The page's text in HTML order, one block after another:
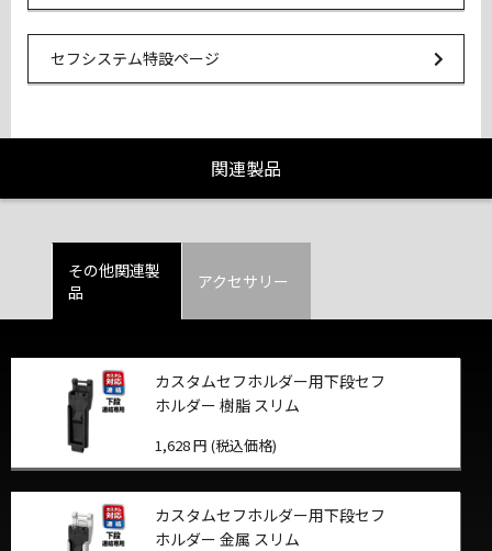
セフシステム特設ページ
関連製品
その他関連製
品
アクセサリー
カスタムセフホルダー用下段セフ
ホルダー 樹脂 スリム
1,628 円 (税込価格)
カスタムセフホルダー用下段セフ
ホルダー 金属 スリム